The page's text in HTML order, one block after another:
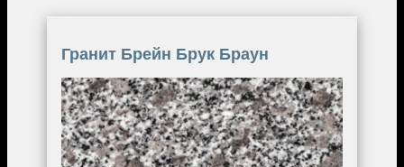
Гранит Брейн Брук Браун
Image